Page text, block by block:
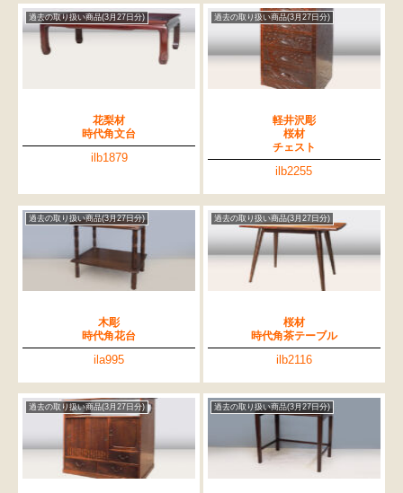
過去の取り扱い商品(3月27日分)
花梨材
時代角文台
ilb1879
過去の取り扱い商品(3月27日分)
軽井沢彫
桜材
チェスト
ilb2255
過去の取り扱い商品(3月27日分)
木彫
時代角花台
ila995
過去の取り扱い商品(3月27日分)
桜材
時代角茶テーブル
ilb2116
過去の取り扱い商品(3月27日分) 過去の取り扱い商品(3月27日分)